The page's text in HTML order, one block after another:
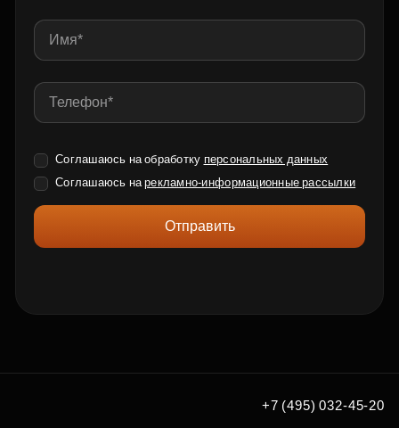
Соглашаюсь на обработку персональных данных
Соглашаюсь нарекламно-информационные рассылки
Отправить
+7 (495) 032-45-20